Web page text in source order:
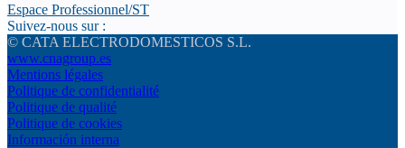
Espace Professionnel/ST
Suivez-nous sur :
© CATA ELECTRODOMESTICOS S.L.
www.cnagroup.es
Mentions légales
Politique de confidentialité
Politique de qualité
Politique de cookies
Información interna